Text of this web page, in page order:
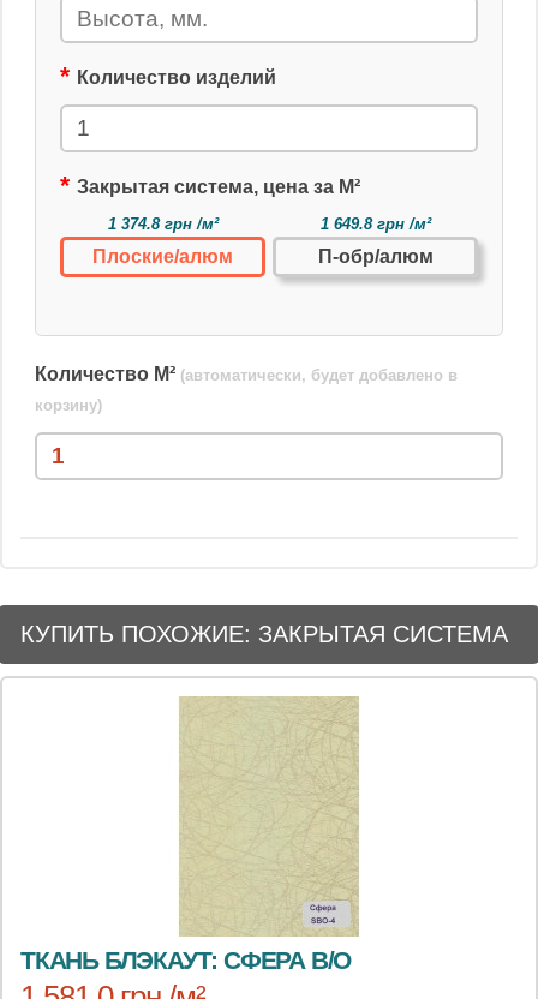
Количество изделий
Закрытая система, цена за М²
1 374.8 грн /м²
Плоские/алюм
1 649.8 грн /м²
П-обр/алюм
Количество М² (автоматически, будет добавлено в
корзину)
КУПИТЬ ПОХОЖИЕ: ЗАКРЫТАЯ СИСТЕМА
ТКАНЬ БЛЭКАУТ: СФЕРА B/O